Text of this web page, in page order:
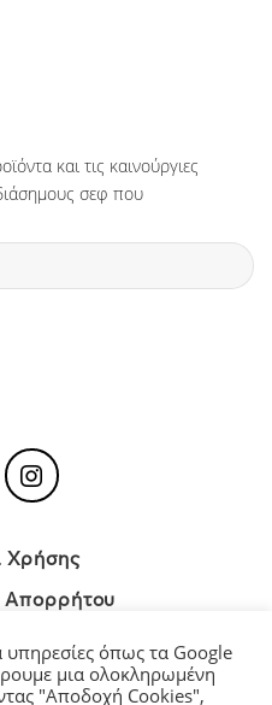
και τις καινούργιες
σεφ που
Χρήσης
Απορρήτου
Cookies
όπως τα Google
μια ολοκληρωμένη
"Αποδοχή Cookies",